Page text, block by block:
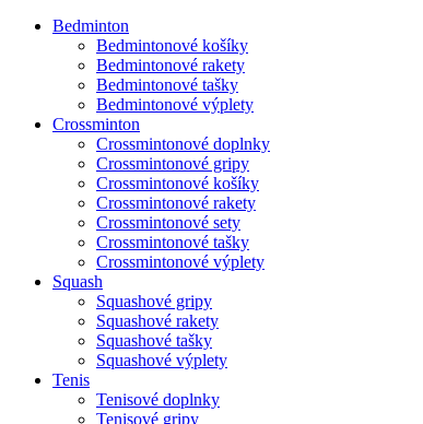
Bedminton
Bedmintonové košíky
Bedmintonové rakety
Bedmintonové tašky
Bedmintonové výplety
Crossminton
Crossmintonové doplnky
Crossmintonové gripy
Crossmintonové košíky
Crossmintonové rakety
Crossmintonové sety
Crossmintonové tašky
Crossmintonové výplety
Squash
Squashové gripy
Squashové rakety
Squashové tašky
Squashové výplety
Tenis
Tenisové doplnky
Tenisové gripy